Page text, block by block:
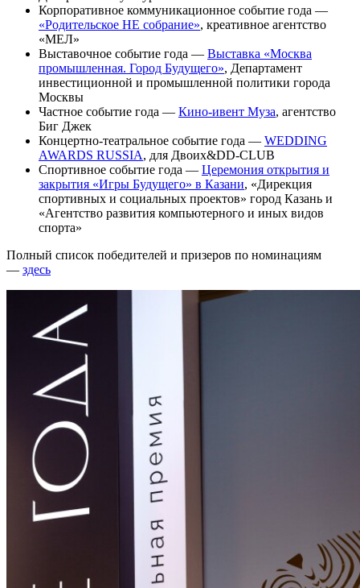
Корпоративное коммуникационное событие года —
«Родительское НЕ собрание», креативное агентство
«МЕЛ»
Выставочное событие года — Выставка «Москва
промышленная. Город Будущего», Департамент
инвестиционной и промышленной политики города
Москвы
Частное событие года — Кино-ивент Муза, агентство
Биг Джек
Концертно-театральное событие года — WEDDING
AWARDS RUSSIA, для Двоих&DD-CLUB
Спортивное событие года — Церемония открытия и
закрытия «Игры Будущего» в Казани, «Дирекция
спортивных и социальных проектов» город Казань и
«Агентство развития компьютерного и иных видов
спорта»
Полный список победителей и призеров по номинациям
— здесь